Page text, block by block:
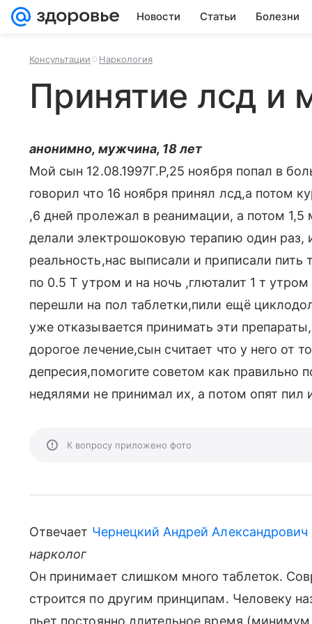
Новости Статьи Болезни
Консультации Наркология
Принятие лсд и
анонимно, мужчина, 18 лет
Мой сын 12.08.1997Г.Р,25 ноября попал в
говорил что 16 ноября принял лсд,а потом
,6 дней пролежал в реанимации, а потом
делали электрошоковую терапию один раз,
реальность,нас выписали и приписали
по 0.5 Т утром и на ночь ,глюталит 1 т
перешли на пол таблетки,пили ещё
уже отказывается принимать эти
дорогое лечение,сын считает что у него от
депресия,помогите советом как правильно
недялями не принимал их, а потом опят пил
К вопросу приложено фото
Отвечает Чернецкий Андрей Александрович
нарколог
Он принимает слишком много таблеток.
строится по другим принципам. Человеку
пьет постоянно длительное время